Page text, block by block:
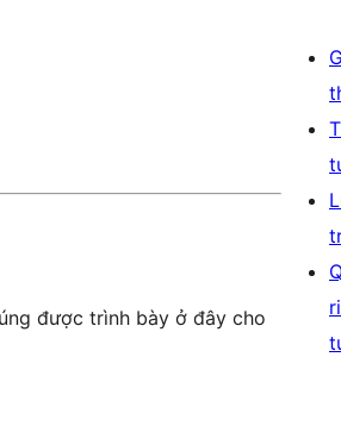
được trình bày ở đây cho